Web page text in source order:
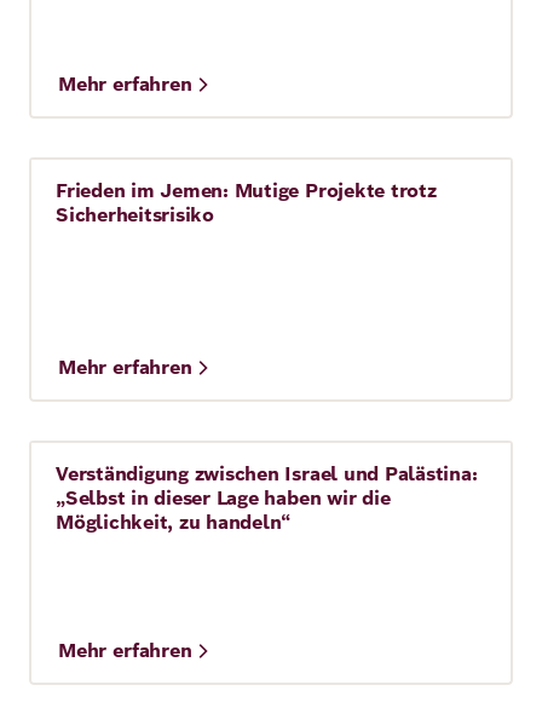
Mehr erfahren
Story 10 Min.
Frieden im Jemen: Mutige Projekte trotz
Sicherheitsrisiko
Mehr erfahren
Story 7 Min.
Verständigung zwischen Israel und Palästina:
„Selbst in dieser Lage haben wir die
Möglichkeit, zu handeln“
Mehr erfahren